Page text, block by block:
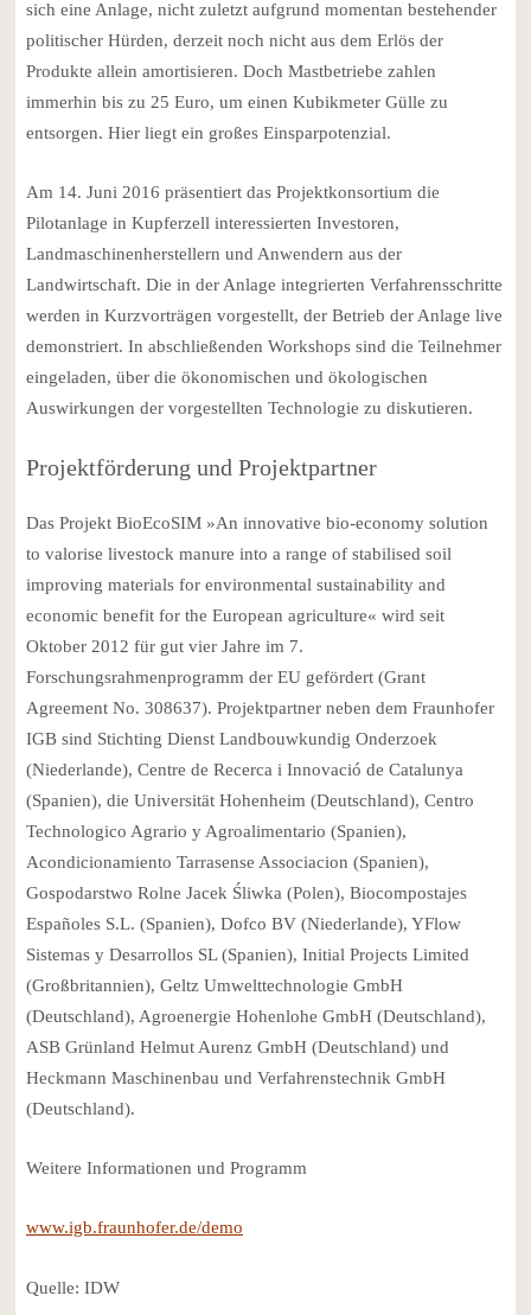
sich eine Anlage, nicht zuletzt aufgrund momentan bestehender
politischer Hürden, derzeit noch nicht aus dem Erlös der
Produkte allein amortisieren. Doch Mastbetriebe zahlen
immerhin bis zu 25 Euro, um einen Kubikmeter Gülle zu
entsorgen. Hier liegt ein großes Einsparpotenzial.
Am 14. Juni 2016 präsentiert das Projektkonsortium die
Pilotanlage in Kupferzell interessierten Investoren,
Landmaschinenherstellern und Anwendern aus der
Landwirtschaft. Die in der Anlage integrierten Verfahrensschritte
werden in Kurzvorträgen vorgestellt, der Betrieb der Anlage live
demonstriert. In abschließenden Workshops sind die Teilnehmer
eingeladen, über die ökonomischen und ökologischen
Auswirkungen der vorgestellten Technologie zu diskutieren.
Projektförderung und Projektpartner
Das Projekt BioEcoSIM »An innovative bio-economy solution
to valorise livestock manure into a range of stabilised soil
improving materials for environmental sustainability and
economic benefit for the European agriculture« wird seit
Oktober 2012 für gut vier Jahre im 7.
Forschungsrahmenprogramm der EU gefördert (Grant
Agreement No. 308637). Projektpartner neben dem Fraunhofer
IGB sind Stichting Dienst Landbouwkundig Onderzoek
(Niederlande), Centre de Recerca i Innovació de Catalunya
(Spanien), die Universität Hohenheim (Deutschland), Centro
Technologico Agrario y Agroalimentario (Spanien),
Acondicionamiento Tarrasense Associacion (Spanien),
Gospodarstwo Rolne Jacek Śliwka (Polen), Biocompostajes
Españoles S.L. (Spanien), Dofco BV (Niederlande), YFlow
Sistemas y Desarrollos SL (Spanien), Initial Projects Limited
(Großbritannien), Geltz Umwelttechnologie GmbH
(Deutschland), Agroenergie Hohenlohe GmbH (Deutschland),
ASB Grünland Helmut Aurenz GmbH (Deutschland) und
Heckmann Maschinenbau und Verfahrenstechnik GmbH
(Deutschland).
Weitere Informationen und Programm
www.igb.fraunhofer.de/demo
Quelle: IDW